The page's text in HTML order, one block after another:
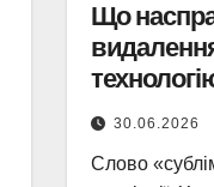
Що
30.06.2026
Слово